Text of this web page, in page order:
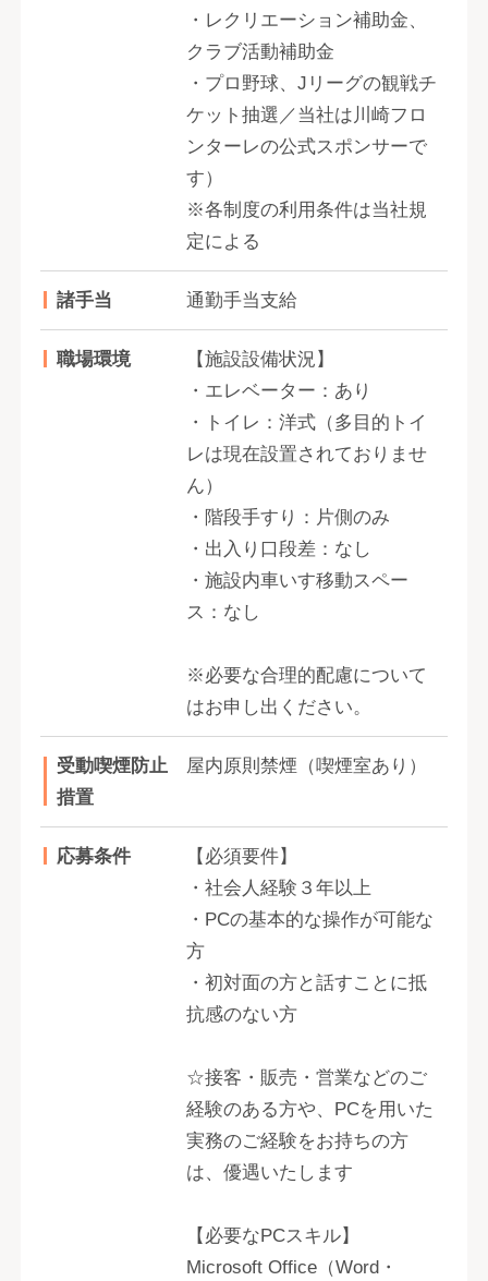
・レクリエーション補助金、
クラブ活動補助金
・プロ野球、Jリーグの観戦チ
ケット抽選／当社は川崎フロ
ンターレの公式スポンサーで
す）
※各制度の利用条件は当社規
定による
諸手当 通勤手当支給
職場環境
【施設設備状況】
・エレベーター：あり
・トイレ：洋式（多目的トイ
レは現在設置されておりませ
ん）
・階段手すり：片側のみ
・出入り口段差：なし
・施設内車いす移動スペー
ス：なし
※必要な合理的配慮について
はお申し出ください。
受動喫煙防止
措置
屋内原則禁煙（喫煙室あり）
応募条件
【必須要件】
・社会人経験３年以上
・PCの基本的な操作が可能な
方
・初対面の方と話すことに抵
抗感のない方
☆接客・販売・営業などのご
経験のある方や、PCを用いた
実務のご経験をお持ちの方
は、優遇いたします
【必要なPCスキル】
Microsoft Office（Word・